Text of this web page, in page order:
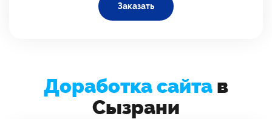
Заказать
Доработка сайта в
Сызрани